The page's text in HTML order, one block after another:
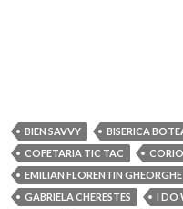
BIEN SAVVY BISERICA
COFETARIA TIC TAC
EMILIAN FLORENTIN GHEORGHE
GABRIELA CHERESTES
I DO